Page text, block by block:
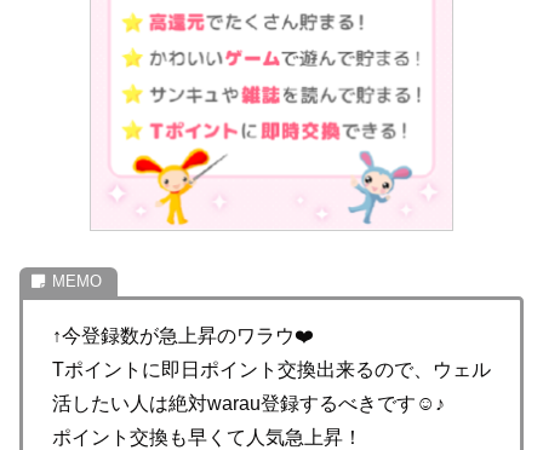
↑今登録数が急上昇のワラウ❤️
Tポイントに即日ポイント交換出来るので、ウェル
活したい人は絶対warau登録するべきです☺️♪
ポイント交換も早くて人気急上昇！